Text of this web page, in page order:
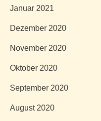
Januar 2021
Dezember 2020
November 2020
Oktober 2020
September 2020
August 2020